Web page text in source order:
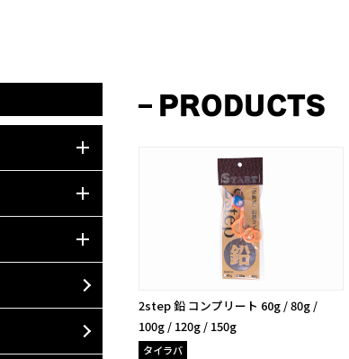
PRODUCTS
2step 鉛 コンプリート 60g / 80g /
100g / 120g / 150g
タイラバ